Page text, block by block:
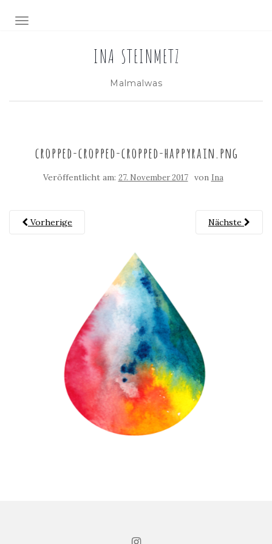
NAVIGATION EIN-/AUSSCHALTEN
INA STEINMETZ
Malmalwas
cropped-cropped-cropped-happyrain.png
Veröffentlicht am: 27. November 2017 von Ina
Vorherige Nächste